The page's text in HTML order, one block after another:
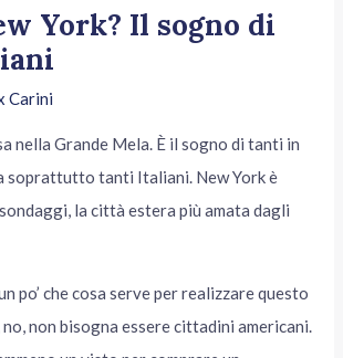
York? Il sogno di
Carini
nella Grande Mela. È il sogno di tanti in
soprattutto tanti Italiani. New York è
la città estera più amata dagli
po’ che cosa serve per realizzare questo
non bisogna essere cittadini americani.